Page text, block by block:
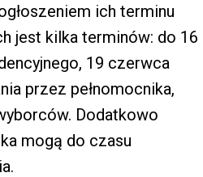
ich terminu
jest kilka terminów: do 16
19 czerwca
przez pełnomocnika,
Dodatkowo
mogą do czasu